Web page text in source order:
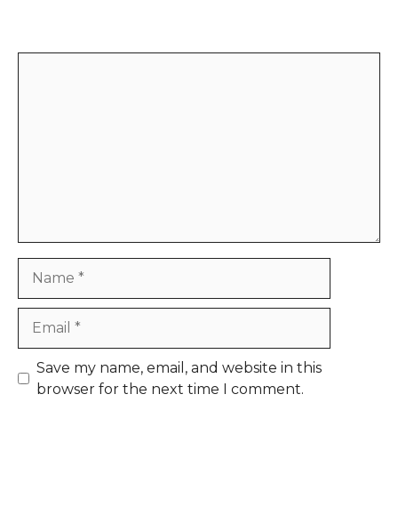
Save my name, email, and website in this
browser for the next time I comment.